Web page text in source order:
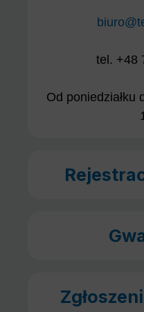
tel. +48
Od poniedziałku